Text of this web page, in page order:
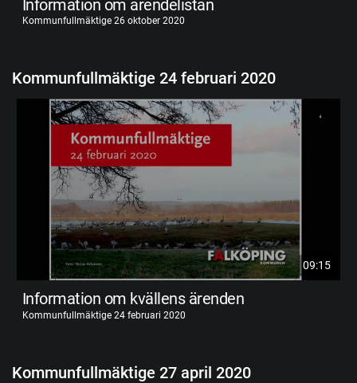
Information om ärendelistan
Kommunfullmäktige 26 oktober 2020
Kommunfullmäktige 24 februari 2020
09:15
Information om kvällens ärenden
Kommunfullmäktige 24 februari 2020
Kommunfullmäktige 27 april 2020